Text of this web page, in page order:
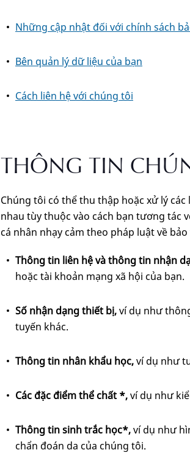
Những cập nhật đối với chính sách
Bên quản lý dữ liệu của bạn
Cách liên hệ với chúng tôi
THÔNG TIN
Chúng tôi có thể thu thập hoặc xử lý
nhau tùy thuộc vào cách bạn tương tác
cá nhân nhạy cảm theo pháp luật về
Thông tin liên hệ và thông tin nhận
hoặc tài khoản mạng xã hội của bạn.
Số nhận dạng thiết bị,ví dụ như
tuyến khác.
Thông tin nhân khẩu học,ví dụ như
Các đặc điểm thể chất *,ví dụ như
Thông tin sinh trắc học*,ví dụ như
chẩn đoán da của chúng tôi.